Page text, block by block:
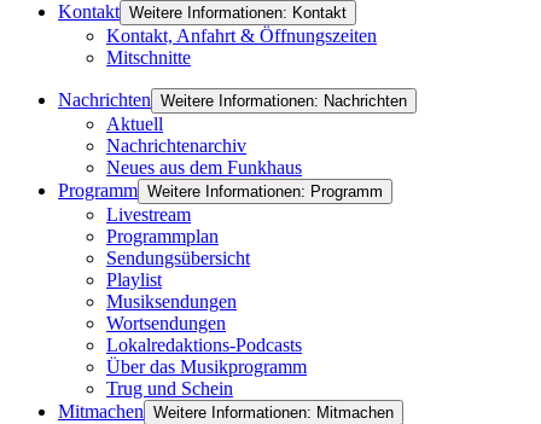
Kontakt Weitere Informationen: Kontakt
Kontakt, Anfahrt & Öffnungszeiten
Mitschnitte
Nachrichten Weitere Informationen: Nachrichten
Aktuell
Nachrichtenarchiv
Neues aus dem Funkhaus
Programm Weitere Informationen: Programm
Livestream
Programmplan
Sendungsübersicht
Playlist
Musiksendungen
Wortsendungen
Lokalredaktions-Podcasts
Über das Musikprogramm
Trug und Schein
Mitmachen Weitere Informationen: Mitmachen